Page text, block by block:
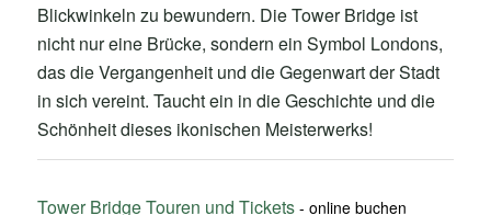
Blickwinkeln zu bewundern. Die Tower Bridge ist
nicht nur eine Brücke, sondern ein Symbol Londons,
das die Vergangenheit und die Gegenwart der Stadt
in sich vereint. Taucht ein in die Geschichte und die
Schönheit dieses ikonischen Meisterwerks!
Tower Bridge Touren und Tickets